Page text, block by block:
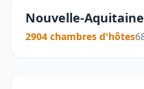
Nouvelle-Aquitaine
2904 chambres d'hôtes